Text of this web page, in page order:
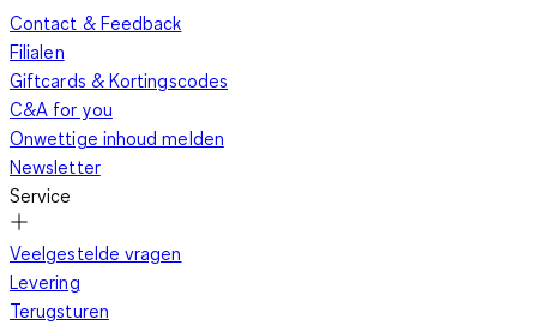
Contact & Feedback
Filialen
Giftcards & Kortingscodes
C&A for you
Onwettige inhoud melden
Newsletter
Service
Veelgestelde vragen
Levering
Terugsturen